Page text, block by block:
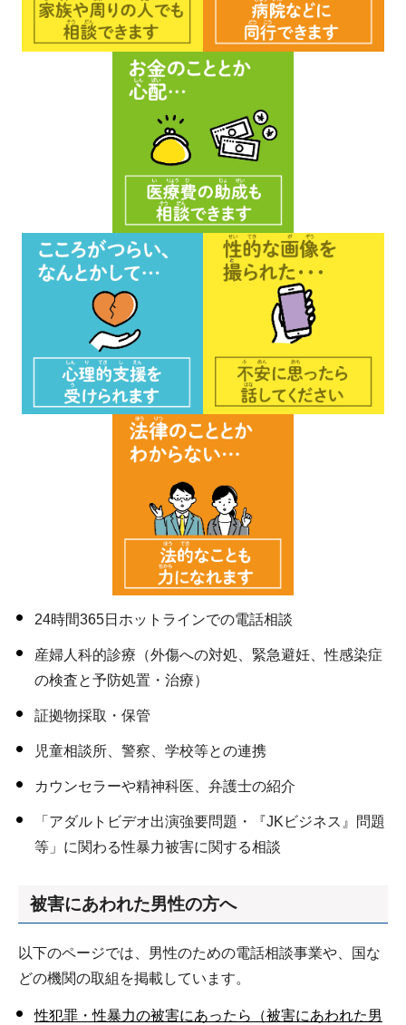
24時間365日ホットラインでの電話相談
産婦人科的診療（外傷への対処、緊急避妊、性感染症
の検査と予防処置・治療）
証拠物採取・保管
児童相談所、警察、学校等との連携
カウンセラーや精神科医、弁護士の紹介
「アダルトビデオ出演強要問題・『JKビジネス』問題
等」に関わる性暴力被害に関する相談
被害にあわれた男性の方へ
以下のページでは、男性のための電話相談事業や、国な
どの機関の取組を掲載しています。
性犯罪・性暴力の被害にあったら（被害にあわれた男